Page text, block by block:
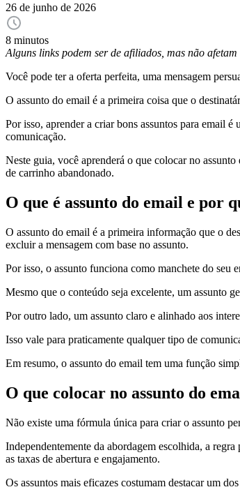
26 de junho de 2026
8 minutos
Alguns links podem ser de afiliados, mas não afetam
Você pode ter a oferta perfeita, uma mensagem
O assunto do email é a primeira coisa que o
Por isso, aprender a criar bons assuntos para email
comunicação.
Neste guia, você aprenderá o que colocar no
de carrinho abandonado.
O que é assunto do email e por
O assunto do email é a primeira informação que o
excluir a mensagem com base no assunto.
Por isso, o assunto funciona como manchete do seu
Mesmo que o conteúdo seja excelente, um assunto
Por outro lado, um assunto claro e alinhado aos
Isso vale para praticamente qualquer tipo de
Em resumo, o assunto do email tem uma função
O que colocar no assunto do
Não existe uma fórmula única para criar o assunto
Independentemente da abordagem escolhida, a
as taxas de abertura e engajamento.
Os assuntos mais eficazes costumam destacar um